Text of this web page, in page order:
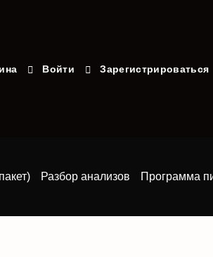
Войти Зарегистрироваться
Разбор анализов Программа